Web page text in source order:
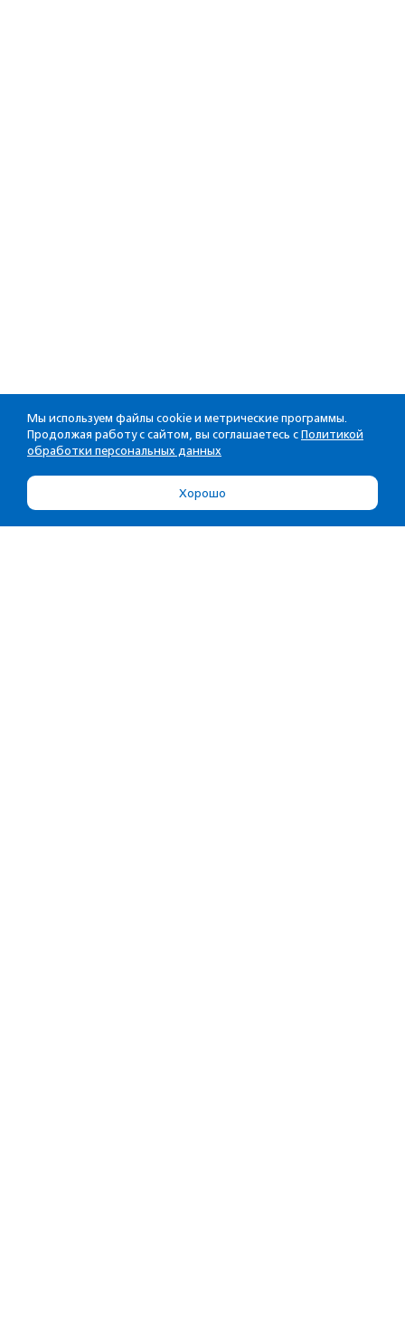
Мы используем файлы cookie и метрические программы.
Продолжая работу с сайтом, вы соглашаетесь с Политикой
обработки персональных данных
Хорошо